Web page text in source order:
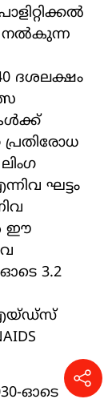
നൽകുന്ന
ദശലക്ഷം
ഘട്ടം
ഈ
3.2
ഓടെ